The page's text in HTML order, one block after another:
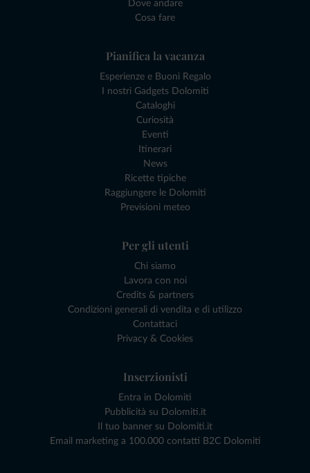
Dove andare
Cosa fare
Pianifica la vacanza
Esperienze e Buoni Regalo
I nostri Gadgets Dolomiti
Cataloghi
Curiosità
Eventi
Itinerari
News
Ricette tipiche
Raggiungere le Dolomiti
Previsioni meteo
Per gli utenti
Chi siamo
Lavora con noi
Credits & partners
Condizioni generali di vendita e di utilizzo
Contattaci
Privacy & Cookies
Inserzionisti
Entra in Dolomiti
Pubblicità su Dolomiti.it
Il tuo banner su Dolomiti.it
Email marketing a 100.000 contatti B2C Dolomiti